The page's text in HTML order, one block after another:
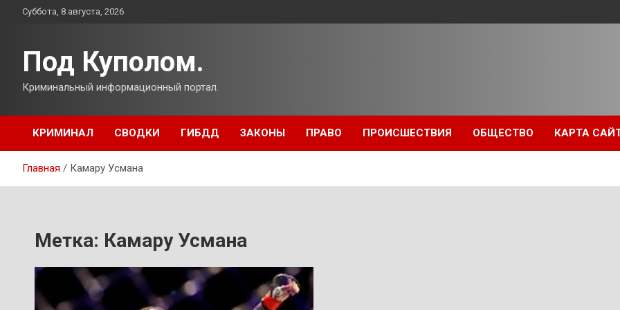
ПерейтиСуббота, 8 августа, 2026
Под Куполом.
Криминальный информационный портал.
КРИМИНАЛ СВОДКИ ГИБДД ЗАКОНЫ ПРАВО ПРОИСШЕСТВИЯ ОБЩЕСТВО КАРТА
Главная Камару Усмана
Метка: Камару Усмана